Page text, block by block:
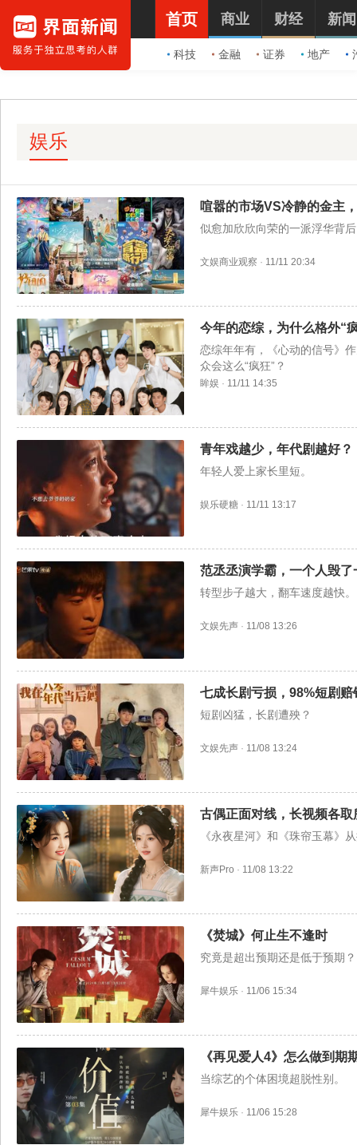
首页
科技 金融 证券 地产
商业 财经 新闻
娱乐
喧嚣的市场VS冷静的金主
似愈加欣欣向荣的一派浮华背
文娱商业观察 · 11/11 20:34
今年的恋综，为什么格外“
恋综年年有，《心动的信号》
众会这么“疯狂”？
眸娱 · 11/11 14:35
青年戏越少，年代剧越好？
年轻人爱上家长里短。
娱乐硬糖 · 11/11 13:17
范丞丞演学霸，一个人毁了
转型步子越大，翻车速度越快。
文娱先声 · 11/08 13:26
七成长剧亏损，98%短剧
短剧凶猛，长剧遭殃？
文娱先声 · 11/08 13:24
古偶正面对线，长视频各取
《永夜星河》和《珠帘玉幕》
新声Pro · 11/08 13:22
《焚城》何止生不逢时
究竟是超出预期还是低于预期
犀牛娱乐 · 11/06 15:34
《再见爱人4》怎么做到期
当综艺的个体困境超脱性别。
犀牛娱乐 · 11/06 15:28